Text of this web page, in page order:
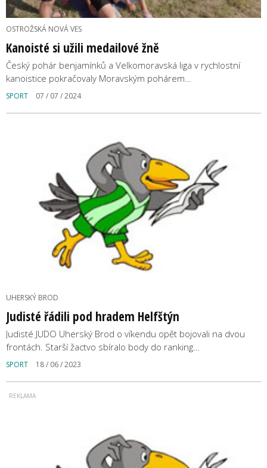
OSTROŽSKÁ NOVÁ VES
Kanoisté si užili medailové žně
Český pohár benjamínků a Velkomoravská liga v rychlostní
kanoistice pokračovaly Moravským pohárem…
SPORT 07 / 07 / 2024
UHERSKÝ BROD
Judisté řádili pod hradem Helfštýn
Judisté JUDO Uherský Brod o víkendu opět bojovali na dvou
frontách. Starší žactvo sbíralo body do ranking…
SPORT 18 / 06 / 2023